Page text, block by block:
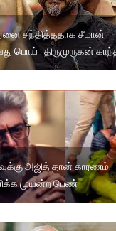
சந்தித்ததாக சீமான்
பொய் : திருமுருகன்
அஜித் தான் காரணம்..
முயன்ற பெண்